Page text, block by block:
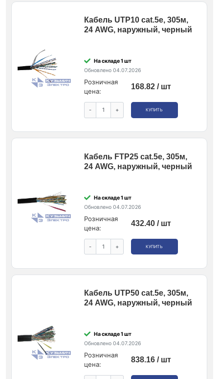
Кабель UTP10 cat.5e, 305м,
24 AWG, наружный, черный
На складе 1 шт
Обновлено 04.07.2026
Розничная
цена:
168.82 / шт
- + КУПИТЬ
Кабель FTP25 cat.5e, 305м,
24 AWG, наружный, черный
На складе 1 шт
Обновлено 04.07.2026
Розничная
цена:
432.40 / шт
- + КУПИТЬ
Кабель UTP50 cat.5e, 305м,
24 AWG, наружный, черный
На складе 1 шт
Обновлено 04.07.2026
Розничная
цена:
838.16 / шт